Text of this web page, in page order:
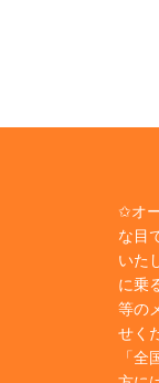
✩オ
な目
いた
に乗
等の
せく
「